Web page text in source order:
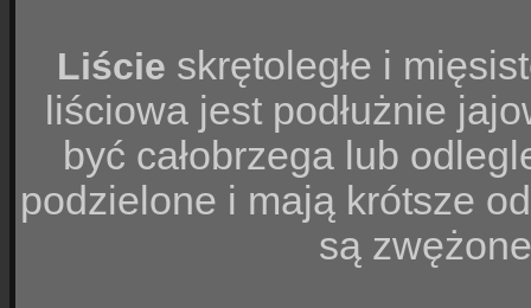
Liście skrętoległe i
liściowa jest podłużnie
być całobrzega lub
podzielone i mają krótsze
są